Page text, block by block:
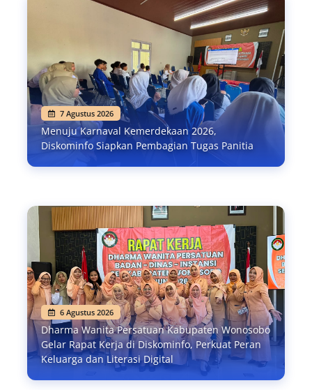
7 Agustus 2026
Menuju Karnaval Kemerdekaan 2026,
Diskominfo Siapkan Pembagian Tugas Panitia
6 Agustus 2026
Dharma Wanita Persatuan Kabupaten Wonosobo
Gelar Rapat Kerja di Diskominfo, Perkuat Peran
Keluarga dan Literasi Digital